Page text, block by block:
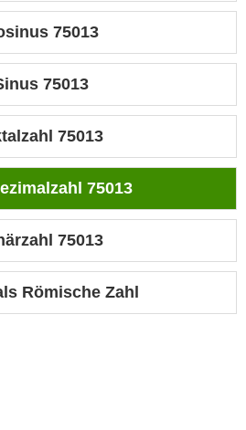
75013
75013
75013
75013
75013
Römische Zahl